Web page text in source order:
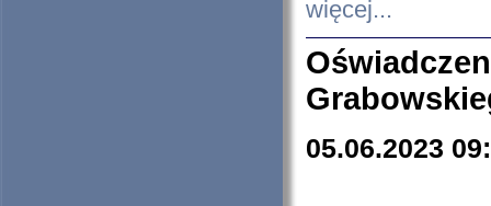
więcej...
05.06.2023